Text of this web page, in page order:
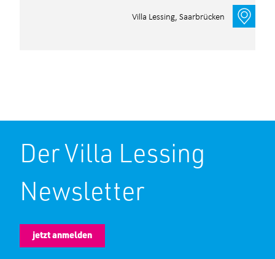
Villa Lessing, Saarbrücken
Ihre Daten
Der Villa Lessing
Newsletter
jetzt anmelden